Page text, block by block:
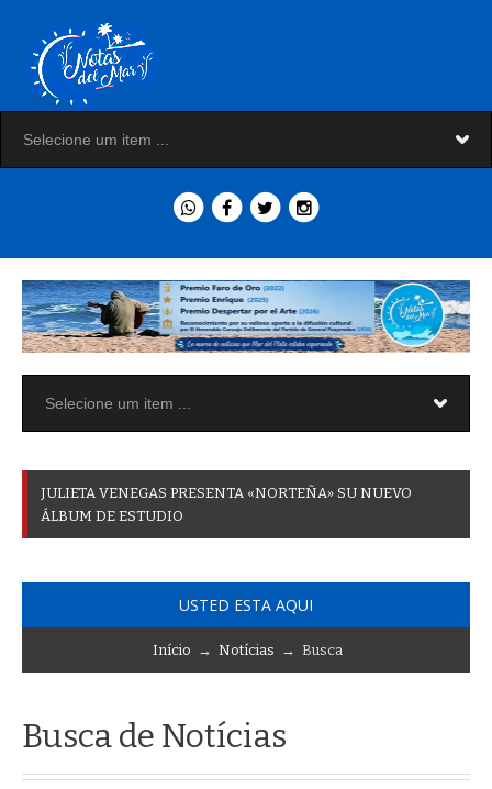
JULIETA VENEGAS PRESENTA «NORTEÑA» SU NUEVO
ÁLBUM DE ESTUDIO
USTED ESTA AQUI
Início → Notícias → Busca
Busca de Notícias